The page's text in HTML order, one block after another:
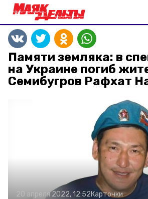
Памяти земляка: в
на Украине погиб
Семибугров Рафхат
20 апреля 2022, 12:52Карточки